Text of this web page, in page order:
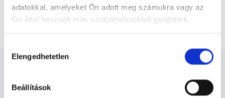
adatokkal, amelyeket Ön adott meg számukra vagy az
Ön által használt más szolgáltatásokból gyűjtöttek.
szabályzat:https://foglaljorvost.hu/info/foglaljorvost-
kiválasztása
Elengedhetetlen
Beállítások
Neurokognitív konzultáció részletes
neuropszichológiai vizsgálattal